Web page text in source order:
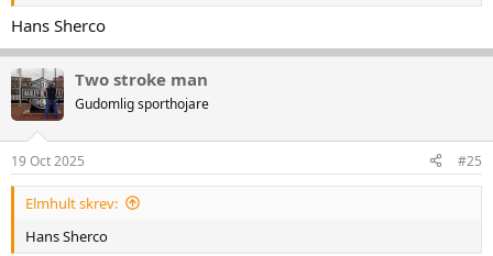
Hans Sherco
Two stroke man
Gudomlig sporthojare
19 Oct 2025 #25
Elmhult skrev:
Hans Sherco